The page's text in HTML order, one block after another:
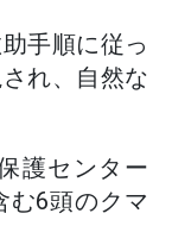
手順に従っ
れ、自然な
護センター
む6頭のクマ